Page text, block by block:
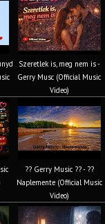
Szeretlek is, meg nem is -
Gerry Musc (Official Music
Video)
?? Gerry Music ?? - ??
Naplemente (Official Music
Video)